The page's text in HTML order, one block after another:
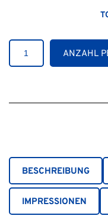
Women
Only
Camps
ANZAHL
BESCHREIBUNG
IMPRESSIONEN